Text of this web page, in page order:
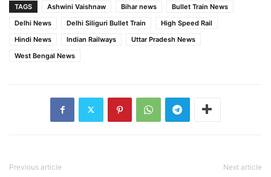
TAGS Ashwini Vaishnaw Bihar news
Bullet Train News
Delhi News
Delhi Siliguri Bullet Train
High Speed Rail
Hindi News
Indian Railways
Uttar Pradesh News
West Bengal News
Previous article Next article